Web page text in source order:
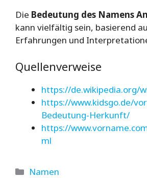
Die Bedeutung des Namens
kann vielfältig sein, basierend
Erfahrungen und
Quellenverweise
https://de.wikipedia.org/
https://www.kidsgo.de/
Bedeutung-Herkunft/
https://
ml
Kategorien
Namen